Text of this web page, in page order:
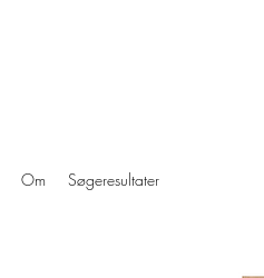
Om Søgeresultater